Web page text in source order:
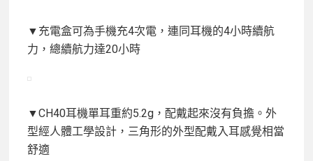
▼充電盒可為手機充4次電，連同耳機的4小時續航
力，總續航力達20小時
▼CH40耳機單耳重約5.2g，配戴起來沒有負擔。外
型經人體工學設計，三角形的外型配戴入耳感覺相當
舒適